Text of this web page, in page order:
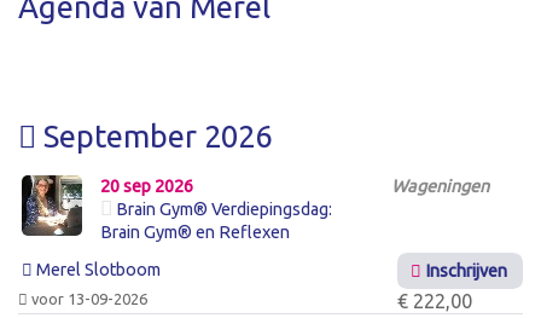
September 2026
20 sep 2026
Brain Gym® Verdiepingsdag:
Brain Gym® en Reflexen
Wageningen
Merel Slotboom
voor 13-09-2026
Inschrijven
€ 222,00